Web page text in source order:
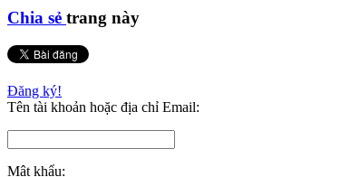
Chia sẻ trang này
Đăng ký!
Tên tài khoản hoặc địa chỉ Email:
Mật khẩu: